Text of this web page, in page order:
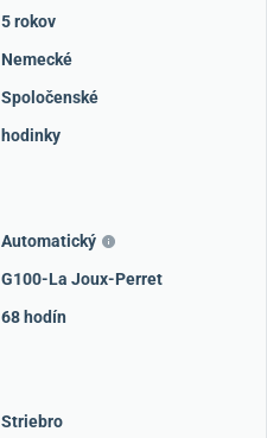
5 rokov
Nemecké
Spoločenské
hodinky
Automatický
G100-La Joux-Perret
68 hodín
Striebro